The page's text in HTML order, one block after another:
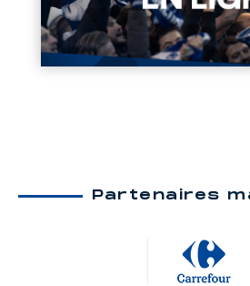
Partenaires